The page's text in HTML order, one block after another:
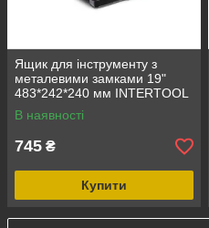
Ящик для інструменту з
металевими замками 19"
483*242*240 мм INTERTOOL
BX-1119
В наявності
745 ₴
Купити